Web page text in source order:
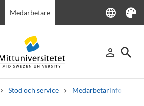
Medarbetare language
Language
Tema
person_outline
Logga in
search
Sök
Stöd och service Medarbetarinfo